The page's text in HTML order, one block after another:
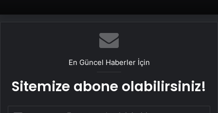
Reklam Ajansı, SEO Ajansı ve Web
En Güncel Haberler İçin
Sitemize abone olabilirsiniz!